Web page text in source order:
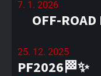
7. 1. 2026
OFF-ROAD
25. 12. 2025
PF2026🏁✨